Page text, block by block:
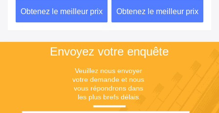
Obtenez le meilleur prix Obtenez le meilleur prix
Envoyez votre enquête
Veuillez nous envoyer
votre demande et nous
vous répondrons dans
les plus brefs délais.